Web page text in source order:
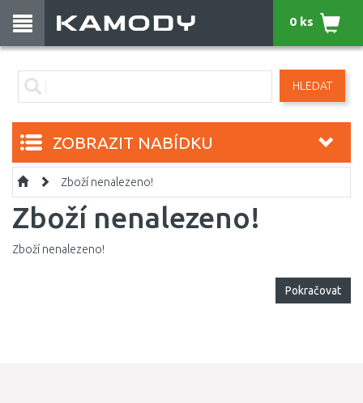
HLEDAT
0 ks
ZOBRAZIT NABÍDKU
Zboží nenalezeno!
Zboží nenalezeno!
Zboží nenalezeno!
Pokračovat